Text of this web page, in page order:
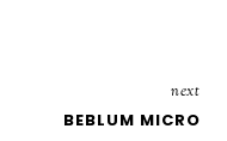
next
BEBLUM MICRO